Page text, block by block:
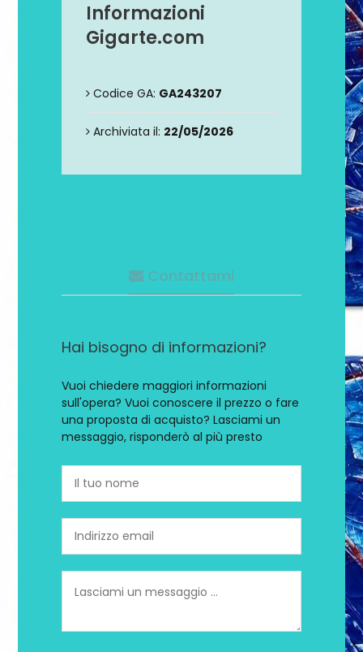
Informazioni
Gigarte.com
Codice GA: GA243207
Archiviata il: 22/05/2026
Contattami
Hai bisogno di informazioni?
Vuoi chiedere maggiori informazioni
sull'opera? Vuoi conoscere il prezzo o fare
una proposta di acquisto? Lasciami un
messaggio, risponderò al più presto